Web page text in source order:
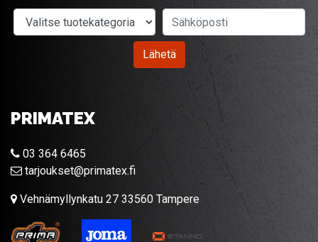
Valitse tuotekategoria
Lähetä
PRIMATEX
03 364 6465
tarjoukset@primatex.fi
Vehnämyllynkatu 27 33560 Tampere